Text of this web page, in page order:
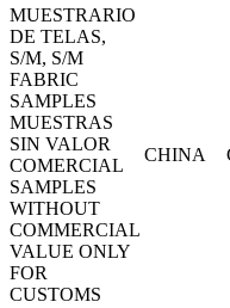
MUESTRARIO
DE TELAS,
S/M, S/M
FABRIC
SAMPLES
MUESTRAS
SIN VALOR
COMERCIAL
SAMPLES
WITHOUT
COMMERCIAL
VALUE ONLY
FOR
CUSTOMS
CHINA